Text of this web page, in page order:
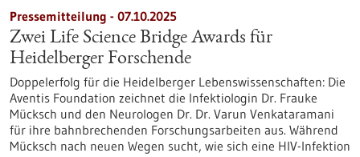
Pressemitteilung - 07.10.2025
Zwei Life Science Bridge Awards für
Heidelberger Forschende
Doppelerfolg für die Heidelberger Lebenswissenschaften: Die
Aventis Foundation zeichnet die Infektiologin Dr. Frauke
Mücksch und den Neurologen Dr. Dr. Varun Venkataramani
für ihre bahnbrechenden Forschungsarbeiten aus. Während
Mücksch nach neuen Wegen sucht, wie sich eine HIV-Infektion